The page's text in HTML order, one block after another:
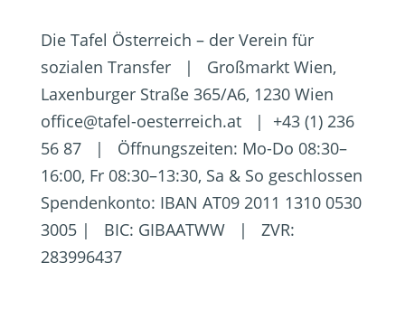
Die Tafel Österreich – der Verein für
sozialen Transfer | Großmarkt Wien,
Laxenburger Straße 365/A6, 1230 Wien
office@tafel-oesterreich.at | +43 (1) 236
56 87 | Öffnungszeiten: Mo-Do 08:30–
16:00, Fr 08:30–13:30, Sa & So geschlossen
Spendenkonto: IBAN AT09 2011 1310 0530
3005 | BIC: GIBAATWW | ZVR:
283996437